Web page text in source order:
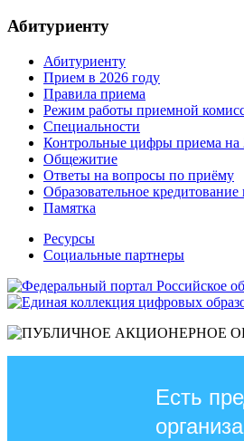
Абитуриенту
Абитуриенту
Прием в 2026 году
Правила приема
Режим работы приемной
Специальности
Контрольные цифры приема на
Общежитие
Ответы на вопросы по приёму
Образовательное
Памятка
Ресурсы
Социальные партнеры
Есть